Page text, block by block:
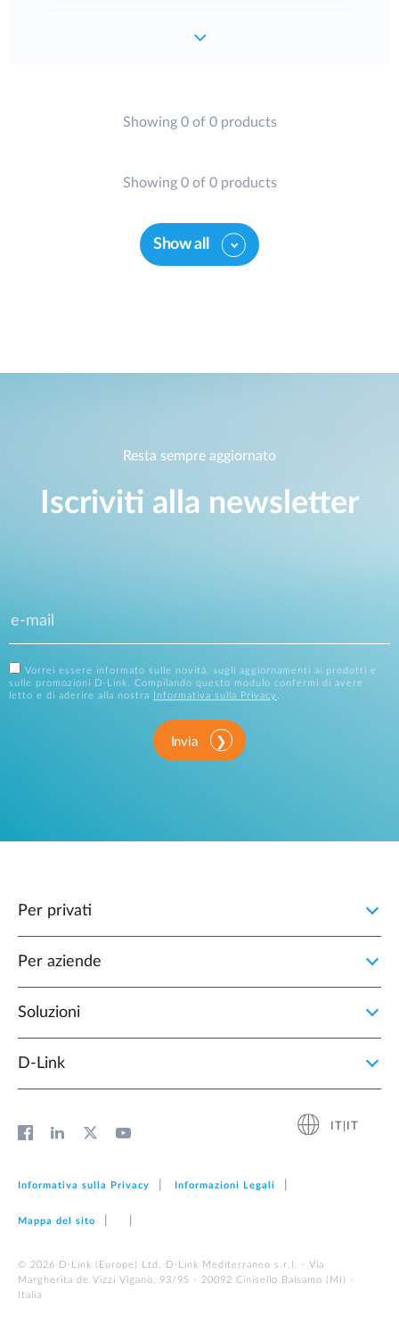
Showing 0 of 0 products
Showing 0 of 0 products
Show all
Resta sempre aggiornato
Iscriviti alla newsletter
Vorrei essere informato sulle novità, sugli aggiornamenti ai prodotti e
sulle promozioni D-Link. Compilando questo modulo confermi di avere
letto e di aderire alla nostra
Informativa sulla Privacy
Invia
Per privati
Per aziende
Soluzioni
D‑Link
IT|IT
Informativa sulla Privacy Informazioni Legali
Mappa del sito
© 2026 D‑Link (Europe) Ltd. D-Link Mediterraneo s.r.l. - Via
Margherita de Vizzi Viganò, 93/95 - 20092 Cinisello Balsamo (MI) -
Italia